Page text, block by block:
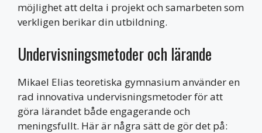
möjlighet att delta i projekt och samarbeten som
verkligen berikar din utbildning.
Undervisningsmetoder och lärande
Mikael Elias teoretiska gymnasium använder en
rad innovativa undervisningsmetoder för att
göra lärandet både engagerande och
meningsfullt. Här är några sätt de gör det på: